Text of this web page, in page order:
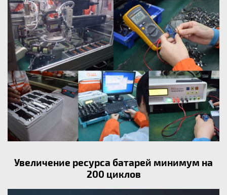
Увеличение ресурса батарей минимум на
200 циклов